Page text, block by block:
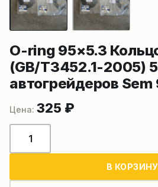
O-ring 95×5.3
(GB/T3452.1-2005)
автогрейдеров Sem
325 ₽
товара
В КОРЗИНУ